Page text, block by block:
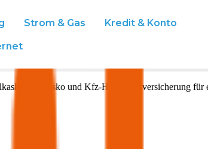
Strom & Gas Kredit & Konto
Teilkasko und Kfz-Haftpflichtversicherung für